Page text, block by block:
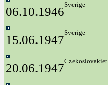
06.10.1946
Sverige
15.06.1947
Sverige
20.06.1947
Czekoslovakiet